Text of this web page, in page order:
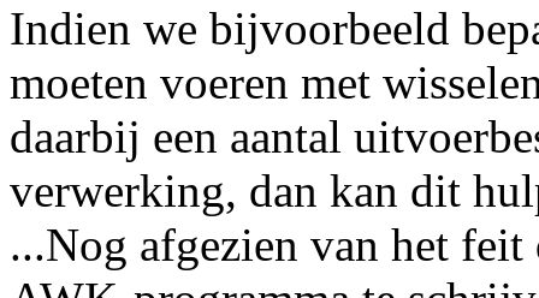
Indien we bijvoorbeeld
moeten voeren met
daarbij een aantal
verwerking, dan kan dit
...Nog afgezien van het